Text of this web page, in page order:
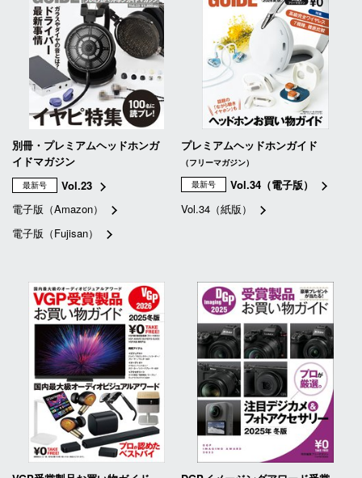
別冊・プレミアムヘッドホンガ
イドマガジン
最新号
Vol.23
電子版（Amazon）
電子版（Fujisan）
プレミアムヘッドホンガイド
（フリーマガジン）
最新号
Vol.34（電子版）
Vol.34（紙版）